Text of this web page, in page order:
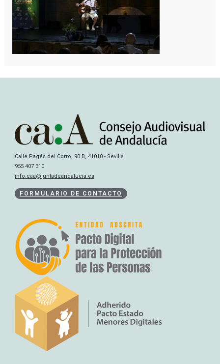
Calle Pagés del Corro, 90 B, 41010 - Sevilla
955 407 310
info.caa@juntadeandalucia.es
FORMULARIO DE CONTACTO